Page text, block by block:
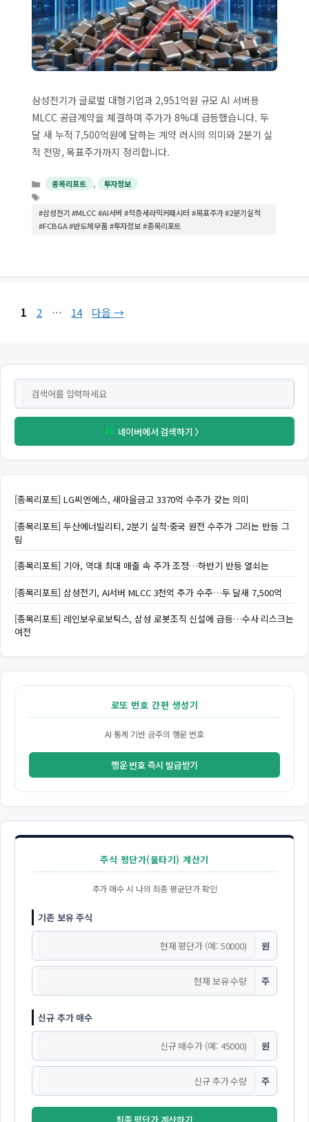
삼성전기가 글로벌 대형기업과 2,951억원 규모 AI 서버용
MLCC 공급계약을 체결하며 주가가 8%대 급등했습니다. 두
달 새 누적 7,500억원에 달하는 계약 러시의 의미와 2분기 실
적 전망, 목표주가까지 정리합니다.
카
고
리
종목리포트 , 투자정보
그
#삼성전기 #MLCC #AI서버 #적층세라믹커패시터 #목표주가 #2분기실적
#FCBGA #반도체부품 #투자정보 #종목리포트
페
1
페
2 …
페
14 다음 →
N 네이버에서 검색하기 〉
[종목리포트] LG씨엔에스, 새마을금고 3370억 수주가 갖는 의미
[종목리포트] 두산에너빌리티, 2분기 실적·중국 원전 수주가 그리는 반등 그
림
[종목리포트] 기아, 역대 최대 매출 속 주가 조정…하반기 반등 열쇠는
[종목리포트] 삼성전기, AI서버 MLCC 3천억 추가 수주…두 달새 7,500억
[종목리포트] 레인보우로보틱스, 삼성 로봇조직 신설에 급등…수사 리스크는
여전
로또 번호 간편 생성기
AI 통계 기반 금주의 행운 번호
행운 번호 즉시 발급받기
주식 평단가(물타기) 계산기
추가 매수 시 나의 최종 평균단가 확인
기존 보유 주식
원
주
신규 추가 매수
원
주